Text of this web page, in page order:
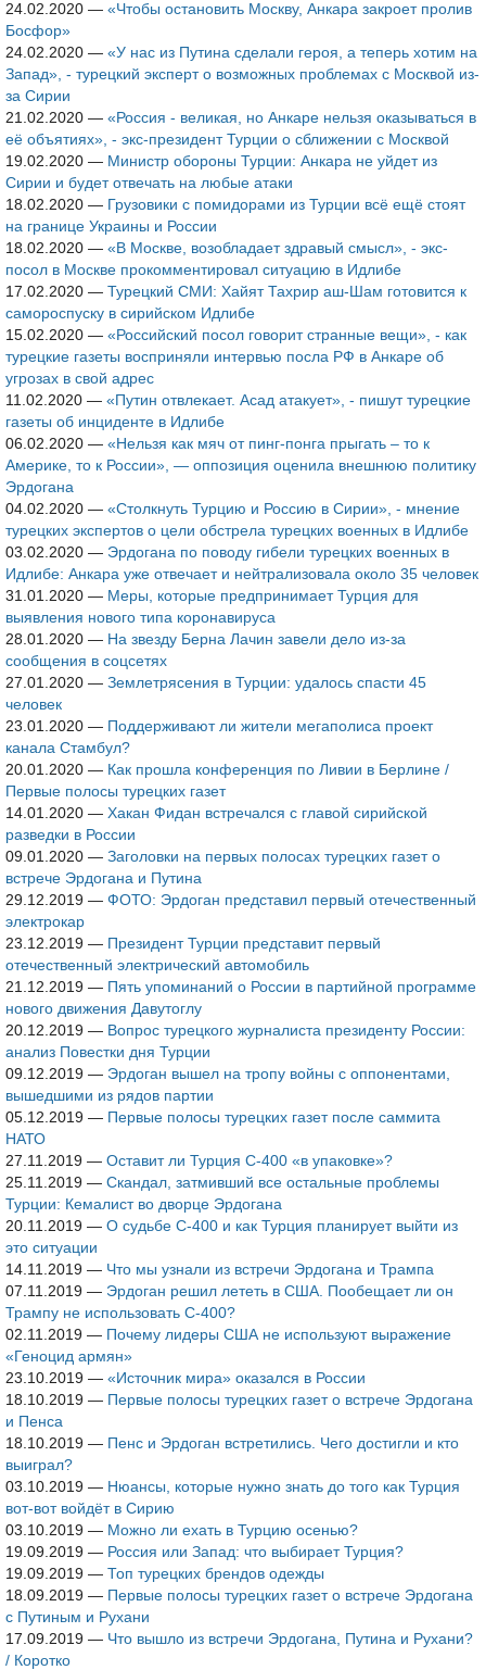
24.02.2020 — «Чтобы остановить Москву, Анкара закроет пролив
Босфор»
24.02.2020 — «У нас из Путина сделали героя, а теперь хотим на
Запад», - турецкий эксперт о возможных проблемах с Москвой из-
за Сирии
21.02.2020 — «Россия - великая, но Анкаре нельзя оказываться в
её объятиях», - экс-президент Турции о сближении с Москвой
19.02.2020 — Министр обороны Турции: Анкара не уйдет из
Сирии и будет отвечать на любые атаки
18.02.2020 — Грузовики с помидорами из Турции всё ещё стоят
на границе Украины и России
18.02.2020 — «В Москве, возобладает здравый смысл», - экс-
посол в Москве прокомментировал ситуацию в Идлибе
17.02.2020 — Турецкий СМИ: Хайят Тахрир аш-Шам готовится к
самороспуску в сирийском Идлибе
15.02.2020 — «Российский посол говорит странные вещи», - как
турецкие газеты восприняли интервью посла РФ в Анкаре об
угрозах в свой адрес
11.02.2020 — «Путин отвлекает. Асад атакует», - пишут турецкие
газеты об инциденте в Идлибе
06.02.2020 — «Нельзя как мяч от пинг-понга прыгать – то к
Америке, то к России», — оппозиция оценила внешнюю политику
Эрдогана
04.02.2020 — «Столкнуть Турцию и Россию в Сирии», - мнение
турецких экспертов о цели обстрела турецких военных в Идлибе
03.02.2020 — Эрдогана по поводу гибели турецких военных в
Идлибе: Анкара уже отвечает и нейтрализовала около 35 человек
31.01.2020 — Меры, которые предпринимает Турция для
выявления нового типа коронавируса
28.01.2020 — На звезду Берна Лачин завели дело из-за
сообщения в соцсетях
27.01.2020 — Землетрясения в Турции: удалось спасти 45
человек
23.01.2020 — Поддерживают ли жители мегаполиса проект
канала Стамбул?
20.01.2020 — Как прошла конференция по Ливии в Берлине /
Первые полосы турецких газет
14.01.2020 — Хакан Фидан встречался с главой сирийской
разведки в России
09.01.2020 — Заголовки на первых полосах турецких газет о
встрече Эрдогана и Путина
29.12.2019 — ФОТО: Эрдоган представил первый отечественный
электрокар
23.12.2019 — Президент Турции представит первый
отечественный электрический автомобиль
21.12.2019 — Пять упоминаний о России в партийной программе
нового движения Давутоглу
20.12.2019 — Вопрос турецкого журналиста президенту России:
анализ Повестки дня Турции
09.12.2019 — Эрдоган вышел на тропу войны с оппонентами,
вышедшими из рядов партии
05.12.2019 — Первые полосы турецких газет после саммита
НАТО
27.11.2019 — Оставит ли Турция С-400 «в упаковке»?
25.11.2019 — Скандал, затмивший все остальные проблемы
Турции: Кемалист во дворце Эрдогана
20.11.2019 — О судьбе С-400 и как Турция планирует выйти из
это ситуации
14.11.2019 — Что мы узнали из встречи Эрдогана и Трампа
07.11.2019 — Эрдоган решил лететь в США. Пообещает ли он
Трампу не использовать С-400?
02.11.2019 — Почему лидеры США не используют выражение
«Геноцид армян»
23.10.2019 — «Источник мира» оказался в России
18.10.2019 — Первые полосы турецких газет о встрече Эрдогана
и Пенса
18.10.2019 — Пенс и Эрдоган встретились. Чего достигли и кто
выиграл?
03.10.2019 — Нюансы, которые нужно знать до того как Турция
вот-вот войдёт в Сирию
03.10.2019 — Можно ли ехать в Турцию осенью?
19.09.2019 — Россия или Запад: что выбирает Турция?
19.09.2019 — Топ турецких брендов одежды
18.09.2019 — Первые полосы турецких газет о встрече Эрдогана
с Путиным и Рухани
17.09.2019 — Что вышло из встречи Эрдогана, Путина и Рухани?
/ Коротко